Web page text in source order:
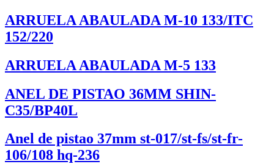
ARRUELA ABAULADA M-10 133/ITC
152/220
ARRUELA ABAULADA M-5 133
ANEL DE PISTAO 36MM SHIN-
C35/BP40L
Anel de pistao 37mm st-017/st-fs/st-fr-
106/108 hq-236